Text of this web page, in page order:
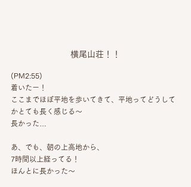
横尾山荘！！
(PM2:55)
着いたー！
ここまでほぼ平地を歩いてきて、平地ってどうして
かとても長く感じる〜
長かった…
あ、でも、朝の上高地から、
7時間以上経ってる！
ほんとに長かった〜